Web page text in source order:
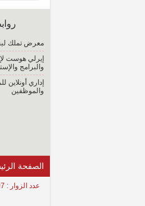
معرض تملك
إيرلي هوست
والبرامج
إداري أونلاين
والموظفين
الصفحة
عدد الزوار : 6296897